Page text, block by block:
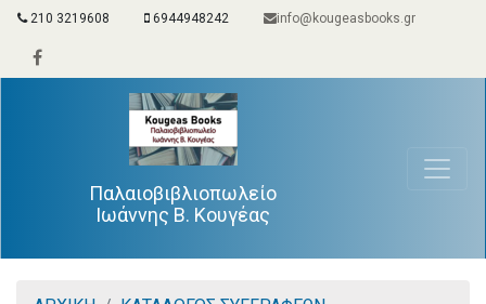
210 3219608 6944948242 info@kougeasbooks.gr
Παλαιοβιβλιοπωλείο
Ιωάννης Β. Κουγέας